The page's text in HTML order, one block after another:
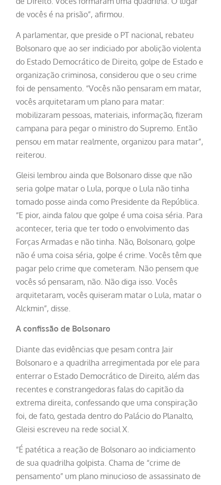
de vocês é na prisão”, afirmou.
A parlamentar, que preside o PT nacional, rebateu
Bolsonaro que ao ser indiciado por abolição violenta
do Estado Democrático de Direito, golpe de Estado e
organização criminosa, considerou que o seu crime
foi de pensamento. “Vocês não pensaram em matar,
vocês arquitetaram um plano para matar:
mobilizaram pessoas, materiais, informação, fizeram
campana para pegar o ministro do Supremo. Então
pensou em matar realmente, organizou para matar”,
reiterou.
Gleisi lembrou ainda que Bolsonaro disse que não
seria golpe matar o Lula, porque o Lula não tinha
tomado posse ainda como Presidente da República.
“E pior, ainda falou que golpe é uma coisa séria. Para
acontecer, teria que ter todo o envolvimento das
Forças Armadas e não tinha. Não, Bolsonaro, golpe
não é uma coisa séria, golpe é crime. Vocês têm que
pagar pelo crime que cometeram. Não pensem que
vocês só pensaram, não. Não diga isso. Vocês
arquitetaram, vocês quiseram matar o Lula, matar o
Alckmin”, disse.
A confissão de Bolsonaro
Diante das evidências que pesam contra Jair
Bolsonaro e a quadrilha arregimentada por ele para
enterrar o Estado Democrático de Direito, além das
recentes e constrangedoras falas do capitão da
extrema direita, confessando que uma conspiração
foi, de fato, gestada dentro do Palácio do Planalto,
Gleisi escreveu na rede social X.
“É patética a reação de Bolsonaro ao indiciamento
de sua quadrilha golpista. Chama de “crime de
pensamento” um plano minucioso de assassinato de